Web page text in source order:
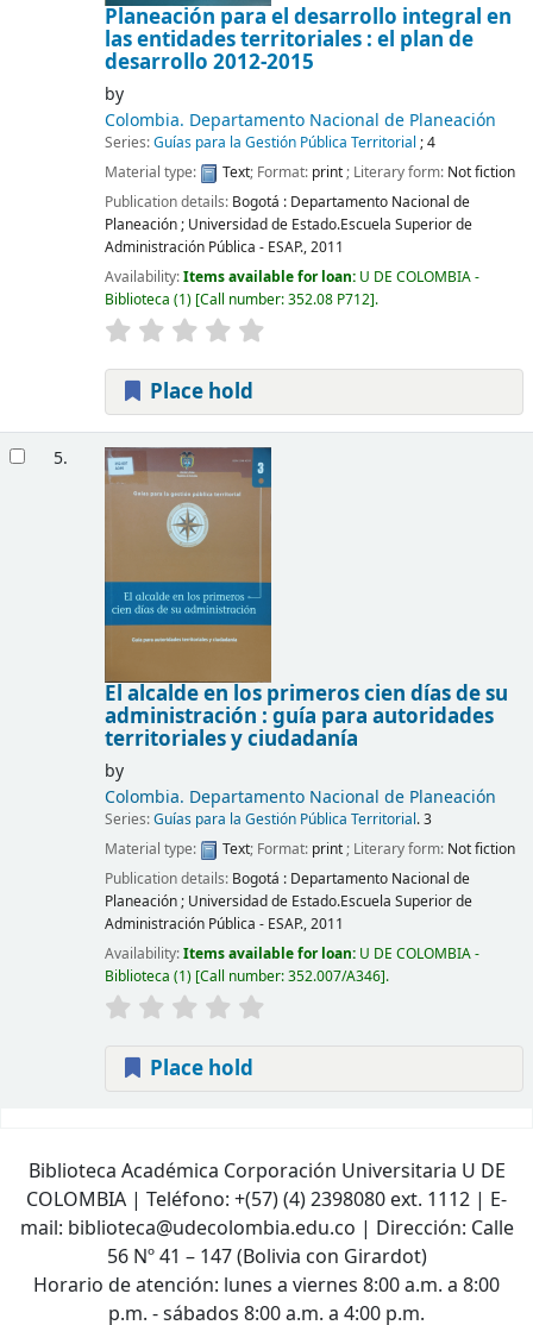
Planeación para el desarrollo integral en
las entidades territoriales : el plan de
desarrollo 2012-2015
by
Colombia. Departamento Nacional de Planeación
Series:Guías para la Gestión Pública Territorial ; 4
Material type:
Text; Format: print; Literary form: Not fiction
Publication details: Bogotá : Departamento Nacional de
Planeación ; Universidad de Estado.Escuela Superior de
Administración Pública - ESAP.,2011
Availability:Items available for loan: U DE COLOMBIA -
Biblioteca (1) Call number:352.08 P712 .
Place hold
5.
El alcalde en los primeros cien días de su
administración : guía para autoridades
territoriales y ciudadanía
by
Colombia. Departamento Nacional de Planeación
Series:Guías para la Gestión Pública Territorial. 3
Material type:
Text; Format: print; Literary form: Not fiction
Publication details: Bogotá : Departamento Nacional de
Planeación ; Universidad de Estado.Escuela Superior de
Administración Pública - ESAP.,2011
Availability:Items available for loan: U DE COLOMBIA -
Biblioteca (1) Call number:352.007/A346 .
Place hold
Biblioteca Académica Corporación Universitaria U DE
COLOMBIA | Teléfono: +(57) (4) 2398080 ext. 1112 | E-
mail: biblioteca@udecolombia.edu.co | Dirección: Calle
56 Nº 41 – 147 (Bolivia con Girardot)
Horario de atención: lunes a viernes 8:00 a.m. a 8:00
p.m. - sábados 8:00 a.m. a 4:00 p.m.